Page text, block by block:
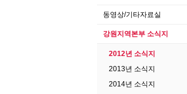
동영상/기타자료실
강원지역본부 소식지
2012년 소식지
2013년 소식지
2014년 소식지